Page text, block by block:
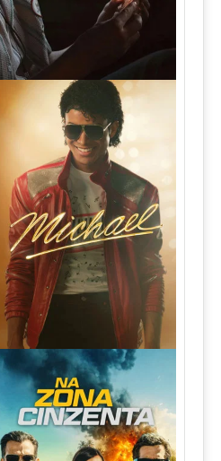
Michael Torrent (2026) WEB-
DL 1080p/4K Dual Áudio